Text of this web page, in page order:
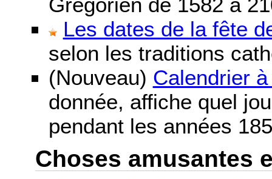
Grégorien de 1582 à
Les dates de la fête
selon les traditions
(Nouveau) Calendrier
donnée, affiche quel
pendant les années
Choses amusantes